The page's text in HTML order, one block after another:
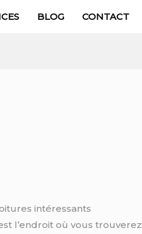
BLOG CONTACT
intéressants
l’endroit où vous trouverez